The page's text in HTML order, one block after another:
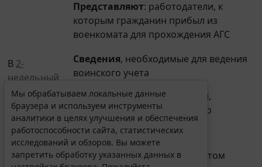
которым гражданин прибыл из
военкомата для прохождения АГС
В 2-
недельный
получения
запроса
Сведения
, необходимые для ведения
воинского учета
Представляют: организации,
получившие запрос военного
комиссариата
Не реже1
разав год
Сверкасведений с военкоматом
Мы обрабатываем локальные данные
браузера и используем инструменты
аналитики в целях улучшения и обеспечения
работоспособности сайта, статистических
исследований и обзоров. Вы можете
запретить обработку указанных данных в
настройках браузера. Пожалуйста,
ознакомьтесь с условиями их обработки
Принять